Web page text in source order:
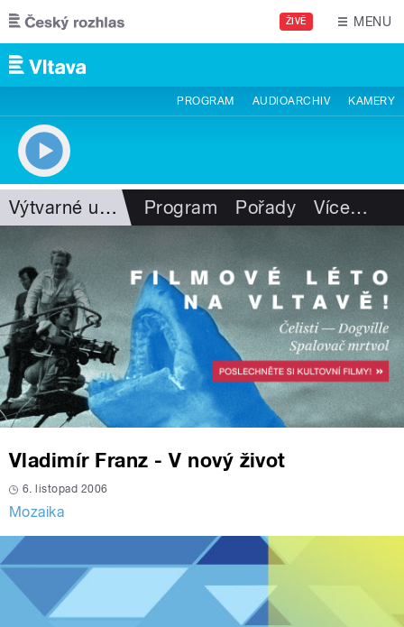
Přejít k hlavnímu obsahu
ŽIVĚ MENU
PROGRAM AUDIOARCHIV KAMERY
Výtvarné umění Program Pořady Více…
Vladimír Franz - V nový život
6. listopad 2006
Mozaika